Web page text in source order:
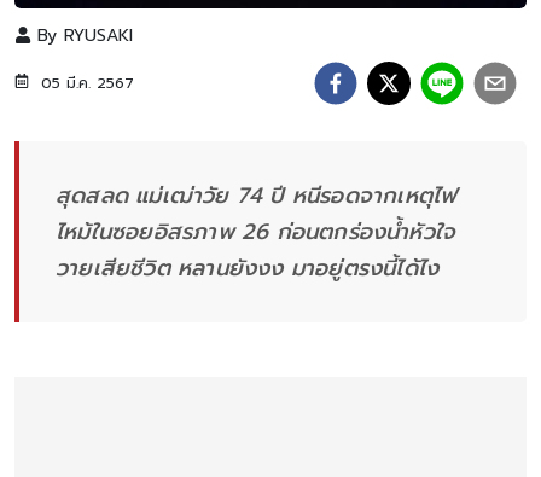
By RYUSAKI
05 มี.ค. 2567
สุดสลด แม่เฒ่าวัย 74 ปี หนีรอดจากเหตุไฟ
ไหม้ในซอยอิสรภาพ 26 ก่อนตกร่องน้ำหัวใจ
วายเสียชีวิต หลานยังงง มาอยู่ตรงนี้ได้ไง